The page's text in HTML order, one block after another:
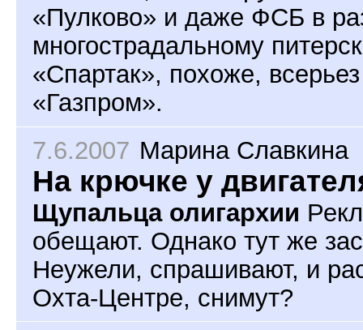
«Пулково» и даже ФСБ в
многострадальному
«Спартак», похоже,
«Газпром».
7.6.2007 Марина Славкина
На крючке у
Щупальца олигархии
обещают. Однако тут же
Неужели, спрашивают, и
Охта-Центре, снимут?